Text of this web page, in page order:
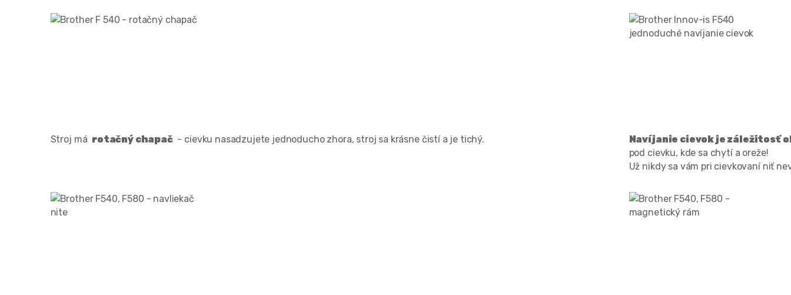
Stroj má rotačný chapač- cievku nasadzujete jednoducho zhora, stroj sa krásne čistí a je tichý.
Navíjanie cievok je záležitosť
pod cievku, kde sa chytí a oreže!
Už nikdy sa vám pri cievkovaní niť